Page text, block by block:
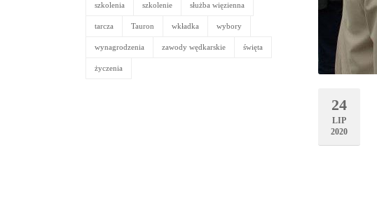
24
LIP
2020
szkolenia szkolenie służba więzienna
tarcza Tauron wkładka wybory
wynagrodzenia zawody wędkarskie święta
życzenia